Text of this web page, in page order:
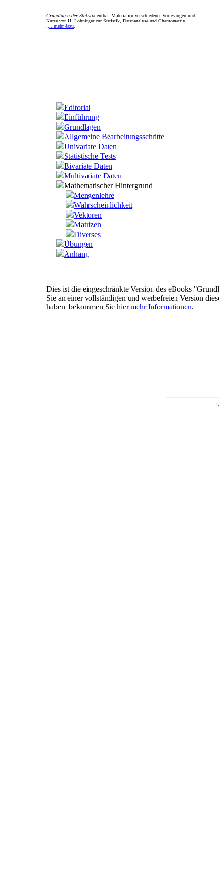
Grundlagen der Statistikenthält Materialien verschiedener Vorlesungen und
Kurse von H. Lohninger zur Statistik, Datenanalyse und Chemometrie
...mehr dazu
Editorial
Einführung
Grundlagen
Allgemeine Bearbeitungsschritte
Univariate Daten
Statistische Tests
Bivariate Daten
Multivariate Daten
Mathematischer Hintergrund
Mengenlehre
Wahrscheinlichkeit
Vektoren
Matrizen
Diverses
Übungen
Anhang
Dies ist die eingeschränkte Version des eBooks
Sie an einer vollständigen und werbefreien Version
haben, bekommen Sie hier mehr Informationen.